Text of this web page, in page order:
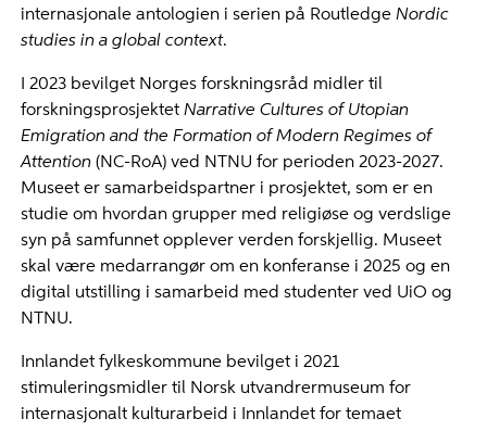
internasjonale antologien i serien på Routledge Nordic
studies in a global context.
I 2023 bevilget Norges forskningsråd midler til
forskningsprosjektet Narrative Cultures of Utopian
Emigration and the Formation of Modern Regimes of
Attention (NC-RoA) ved NTNU for perioden 2023-2027.
Museet er samarbeidspartner i prosjektet, som er en
studie om hvordan grupper med religiøse og verdslige
syn på samfunnet opplever verden forskjellig. Museet
skal være medarrangør om en konferanse i 2025 og en
digital utstilling i samarbeid med studenter ved UiO og
NTNU.
Innlandet fylkeskommune bevilget i 2021
stimuleringsmidler til Norsk utvandrermuseum for
internasjonalt kulturarbeid i Innlandet for temaet